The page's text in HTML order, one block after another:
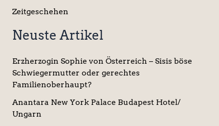
Zeitgeschehen
Neuste Artikel
Erzherzogin Sophie von Österreich – Sisis böse
Schwiegermutter oder gerechtes
Familienoberhaupt?
Anantara New York Palace Budapest Hotel/
Ungarn